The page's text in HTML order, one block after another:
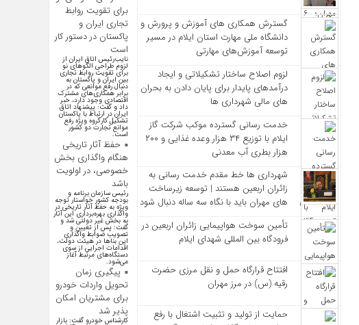
گسترش همکاری‌ های آموزش و پرورش و
دانشگاه ملی مهارت استان ایلام در مسیر
توسعه آموزش‌های مهارتی
لزوم اصلاح ساختار تشکیلاتی و ایجاد
درآمدهای پایدار برای پایان دادن به بحران‌
های مالی شهرداری‌ ها
خدمت رسانی گسترده موکب شرکت گاز
ایلام با توزیع ۳۴ هزار وعده غذایی و ۲۰۰
هزار بطری آب معدنی
شهرداری‌ ها خط مقدم خدمت ‌رسانی به
زائران اربعین هستند | توسعه زیرساخت
‌های مهران باید با نگاه سه‌ ساله دنبال شود
تأمین سوخت هواپیمایی زائران اربعین در
فرودگاه بین المللی شهدای ایلام
افتتاح قرارگاه حمل‌ و نقل مرزی حضرت
رقیه (س) در مرز مهران
حمایت از تولید و تثبیت اشتغال با رفع
برای تقویت روابط
تجاری ایران و
پاکستان در دستور کار
است
نایب‌رئیس اتاق ایران از
لزوم طراحی الگوهای نو
برای تقویت روابط تجاری
بین ایران و پاکستان به
دنبال رفع موانعی که در
برابر همکاری‌های مشترک
اقتصادی وجود دارد، خبر
داد و گفت: پیشنهاد اتاق
ایران در ارتباط با پاکستان
تشکیل کارگروه ویژه رفع
موانع تجارت دو کشور
است.
حفظ آثار تاریخی
هنگام واگذاری بخش
خصوصی، در اولویت
باشد
رئیس سازمان برنامه و
بودجه کشور خواستار توجه
ویژه به حفظ آثار تاریخی در
واگذاری بهره‌برداری این آثار
به بخش غیر دولتی شد و
گفت: پس از تعیین و
تصویب ضوابط واگذاری
این بنا‌ها در هیئت دولت،
اقدامات اجرایی از سوی
دستگاه‌های مرتبط آغاز
می‌شود.
پیگیری زمان
تحویل واردات خودرو
برای مشتریان امکان
پذیر شد
کارشناس خودرو گفت: بازار